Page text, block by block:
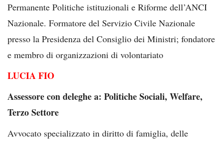
Permanente Politiche istituzionali e Riforme dell’ANCI
Nazionale. Formatore del Servizio Civile Nazionale
presso la Presidenza del Consiglio dei Ministri; fondatore
e membro di organizzazioni di volontariato
LUCIA FIO
Assessore con deleghe a: Politiche Sociali, Welfare,
Terzo Settore
Avvocato specializzato in diritto di famiglia, delle